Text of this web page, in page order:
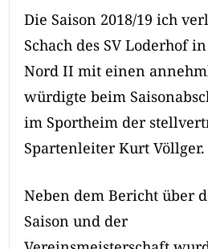
Die Saison 2018/19 ich
Schach des SV Loderhof
Nord II mit einen
würdigte beim
im Sportheim der
Spartenleiter Kurt Völlger.
Neben dem Bericht über
Saison und der